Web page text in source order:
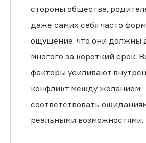
стороны общества,
даже самих себя часто
ощущение, что они должны
многого за короткий срок.
факторы усиливают
конфликт между желанием
соответствовать
реальными возможностями.